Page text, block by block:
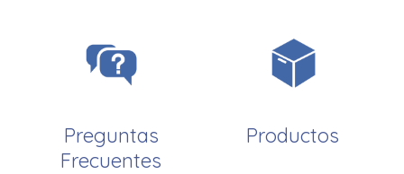
Preguntas
Frecuentes
Productos